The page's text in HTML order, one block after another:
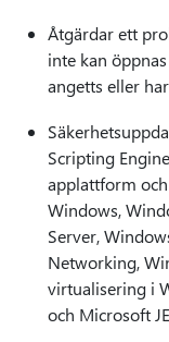
Åtgärdar ett
inte kan
angetts eller
Scripting
applattform
Windows,
Server,
Networking,
virtualisering i
och Microsoft